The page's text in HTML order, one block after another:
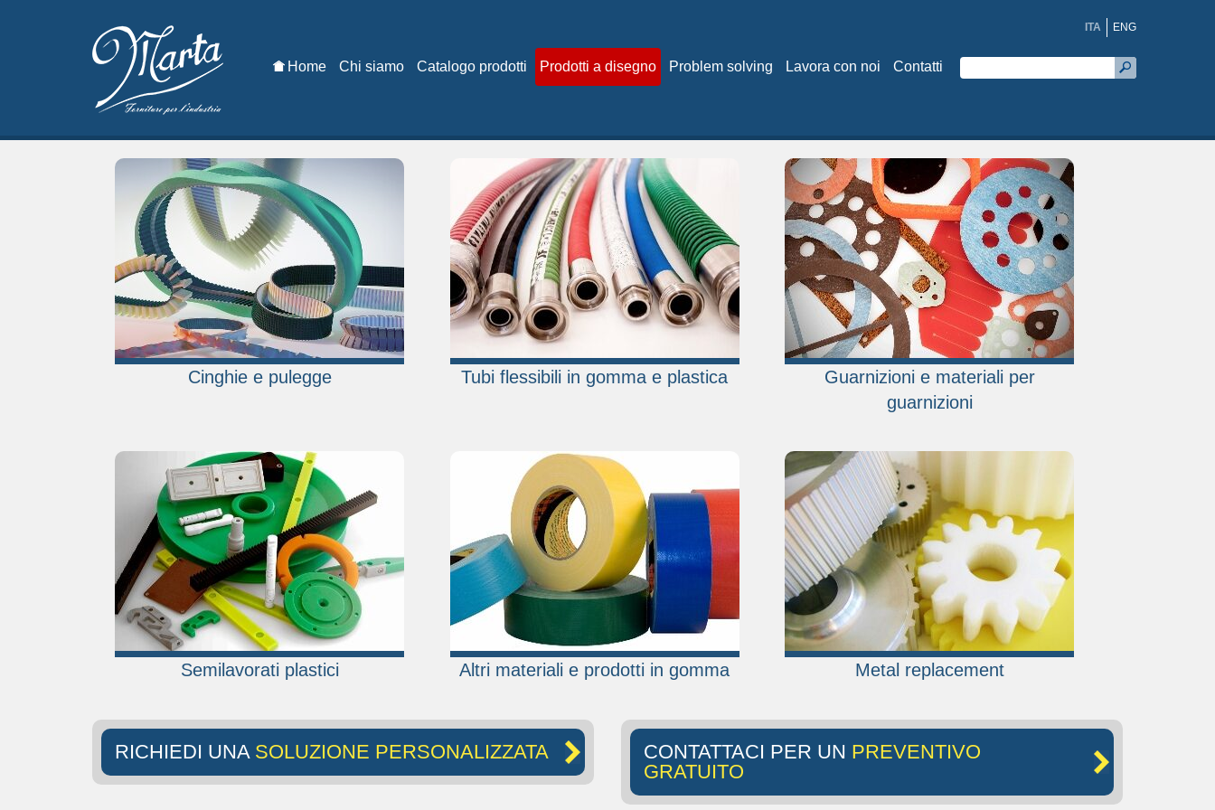
Home Chi siamo Catalogo prodotti Prodotti a disegno Problem solving Lavora con noi Contatti
ITA ENG
Cinghie e pulegge Tubi flessibili in gomma e plastica
Guarnizioni e materiali per
guarnizioni
Semilavorati plastici Altri materiali e prodotti in gomma Metal replacement
RICHIEDI UNA SOLUZIONE PERSONALIZZATA CONTATTACI PER UN PREVENTIVO
GRATUITO